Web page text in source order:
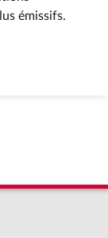
émissifs.